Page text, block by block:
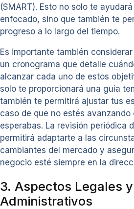
(SMART). Esto no solo te
enfocado, sino que también te
progreso a lo largo del tiempo.
Es importante también
un cronograma que detalle
alcanzar cada uno de estos
solo te proporcionará una guía
también te permitirá ajustar tus
caso de que no estés avanzando
esperabas. La revisión periódica
permitirá adaptarte a las
cambiantes del mercado y
negocio esté siempre en la
3. Aspectos Legales y
Administrativos